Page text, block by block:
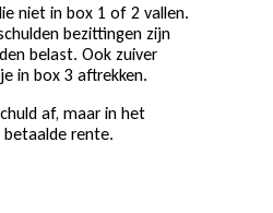
niet in box 1 of 2 vallen.
bezittingen zijn
belast. Ook zuiver
in box 3 aftrekken.
af, maar in het
rente.